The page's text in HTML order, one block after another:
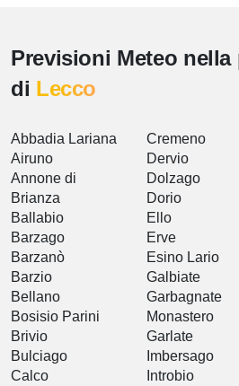
Previsioni Meteo
di Lecco
Abbadia Lariana
Airuno
Annone di
Brianza
Ballabio
Barzago
Barzanò
Barzio
Bellano
Bosisio Parini
Brivio
Bulciago
Calco
Cremeno
Dervio
Dolzago
Dorio
Ello
Erve
Esino Lario
Galbiate
Garbagnate
Monastero
Garlate
Imbersago
Introbio